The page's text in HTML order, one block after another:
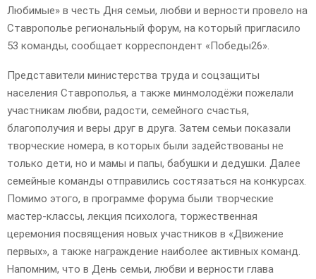
Любимые» в честь Дня семьи, любви и верности провело на
Ставрополье региональный форум, на который пригласило
53 команды, сообщает корреспондент «Победы26».
Представители министерства труда и соцзащиты
населения Ставрополья, а также минмолодёжи пожелали
участникам любви, радости, семейного счастья,
благополучия и веры друг в друга. Затем семьи показали
творческие номера, в которых были задействованы не
только дети, но и мамы и папы, бабушки и дедушки. Далее
семейные команды отправились состязаться на конкурсах.
Помимо этого, в программе форума были творческие
мастер-классы, лекция психолога, торжественная
церемония посвящения новых участников в «Движение
первых», а также награждение наиболее активных команд.
Напомним, что в День семьи, любви и верности глава